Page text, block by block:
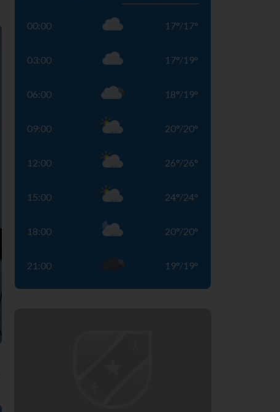
00:00 17°/17°
03:00 17°/19°
06:00 18°/19°
09:00 20°/20°
12:00 26°/26°
15:00 24°/24°
18:00 20°/20°
21:00 19°/19°